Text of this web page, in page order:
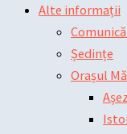
Alte informații
Ședințe
Orașul